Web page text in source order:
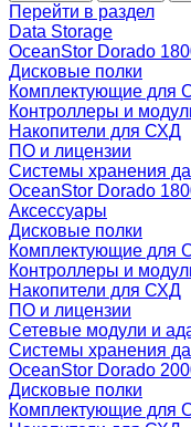
Перейти в раздел
Data Storage
OceanStor Dorado
Дисковые полки
Комплектующие для
Контроллеры и
Накопители для СХД
ПО и лицензии
Системы хранения
OceanStor Dorado
Аксессуары
Дисковые полки
Комплектующие для
Контроллеры и
Накопители для СХД
ПО и лицензии
Сетевые модули и
Системы хранения
OceanStor Dorado
Дисковые полки
Комплектующие для